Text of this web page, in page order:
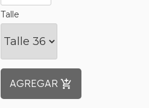
Talle
AGREGARadd_shopping_cart